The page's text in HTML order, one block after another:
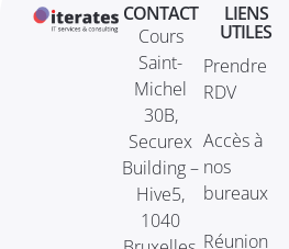
CONTACT
Cours
Saint-
Michel
30B,
Securex
Building –
Hive5,
1040
LIENS
UTILES
Prendre
RDV
Accès à
nos
bureaux
Réunion